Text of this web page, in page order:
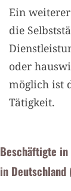
Ein
die
oder
möglich ist
Tätigkeit.
Beschäftigte in
in Deutschland